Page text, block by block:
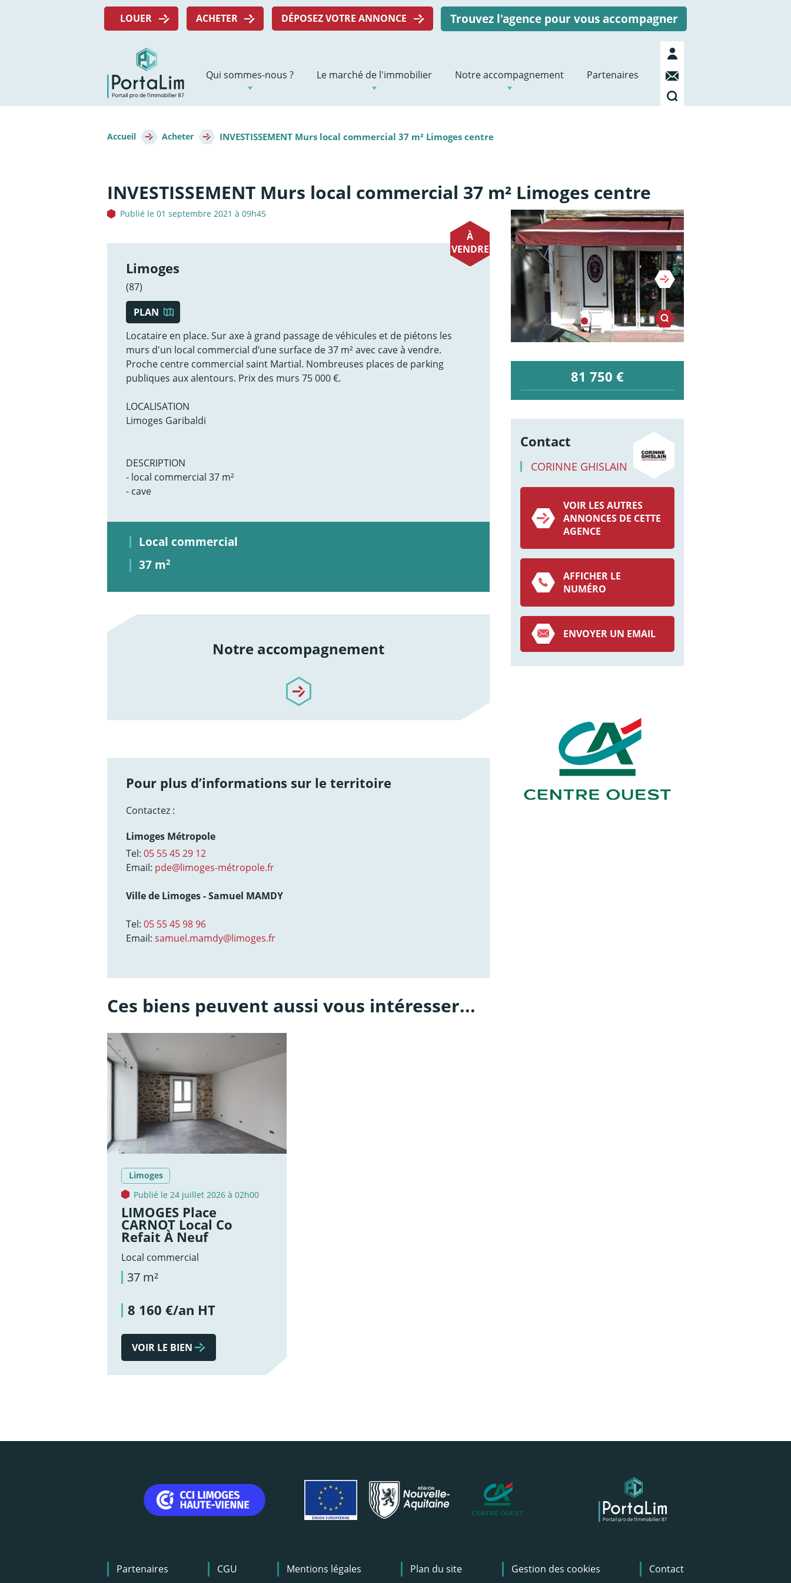
Menu
LOUER ACHETER DÉPOSEZ VOTRE ANNONCE Trouvez l'agence pour vous accompagner
Navigation
principale
Qui sommes-nous ? Le marché de l'immobilier Notre accompagnement Partenaires
Mon
compte
Contact
Recherche
d'Ariane
Accueil Acheter INVESTISSEMENT Murs local commercial 37 m² Limoges centre
INVESTISSEMENT Murs local commercial 37 m² Limoges centre
Publié le 01 septembre 2021 à 09h45
À
VENDRE
Limoges
(87)
PLAN
Locataire en place. Sur axe à grand passage de véhicules et de piétons les
murs d'un local commercial d’une surface de 37 m² avec cave à vendre.
Proche centre commercial saint Martial. Nombreuses places de parking
publiques aux alentours. Prix des murs 75 000 €.
LOCALISATION
Limoges Garibaldi
DESCRIPTION
- local commercial 37 m²
- cave
Local commercial
37 m2
Notre accompagnement
/notre-accompagnement
Pour plus d’informations sur le territoire
Contactez :
Limoges Métropole
Tel: 05 55 45 29 12
Email: pde@limoges-métropole.fr
Ville de Limoges - Samuel MAMDY
Tel: 05 55 45 98 96
Email: samuel.mamdy@limoges.fr
81 750 €
Contact
CORINNE GHISLAIN
VOIR LES AUTRES
ANNONCES DE CETTE
AGENCE
AFFICHER LE
NUMÉRO
ENVOYER UN EMAIL
Ces biens peuvent aussi vous intéresser...
Limoges
Publié le 24 juillet 2026 à 02h00
LIMOGES Place
CARNOT Local Co
Refait À Neuf
Local commercial
37 m²
8 160 €/an HT
VOIR LE BIEN
Menu
Partenaires CGU Mentions légales Plan du site Gestion des cookies Contact